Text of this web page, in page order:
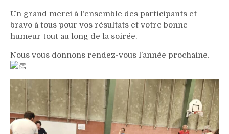
Un grand merci à l’ensemble des participants et
bravo à tous pour vos résultats et votre bonne
humeur tout au long de la soirée.
Nous vous donnons rendez-vous l’année prochaine.